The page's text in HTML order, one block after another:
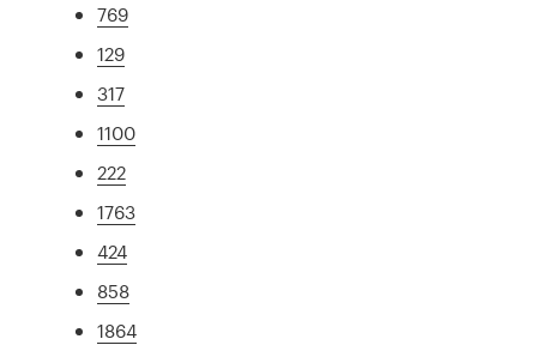
769
129
317
1100
222
1763
424
858
1864